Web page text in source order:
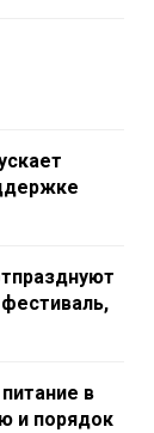
в
и порядок